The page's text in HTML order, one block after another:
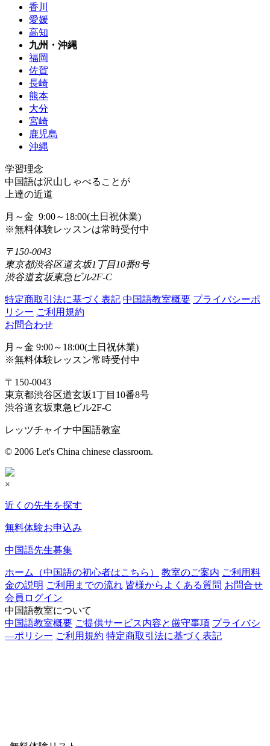
香川
愛媛
高知
九州・沖縄
福岡
佐賀
長崎
熊本
大分
宮崎
鹿児島
沖縄
学習理念
中国語は沢山しゃべることが
上達の近道
月～金 9:00～18:00(土日祝休業)
※無料体験レッスンは常時受付中
〒150-0043
東京都渋谷区道玄坂1丁目10番8号
渋谷道玄坂東急ビル2F-C
特定商取引法に基づく表記 中国語教室概要 プライバシーポ
リシー ご利用規約
お問合わせ
月～金 9:00～18:00(土日祝休業)
※無料体験レッスン常時受付中
〒150-0043
東京都渋谷区道玄坂1丁目10番8号
渋谷道玄坂東急ビル2F-C
レッツチャイナ中国語教室
© 2006 Let's China chinese classroom.
×
近くの先生を探す
無料体験お申込み
中国語先生募集
ホーム（中国語の初心者はこちら） 教室のご案内 ご利用料
金の説明 ご利用までの流れ 皆様からよくある質問 お問合せ
会員ログイン
中国語教室について
中国語教室概要 ご提供サービス内容と厳守事項 プライバシ
―ポリシー ご利用規約 特定商取引法に基づく表記